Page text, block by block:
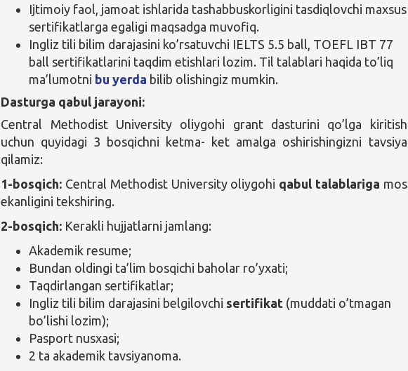
Ijtimoiy faol, jamoat ishlarida tashabbuskorligini tasdiqlovchi maxsus
sertifikatlarga egaligi maqsadga muvofiq.
Ingliz tili bilim darajasini ko’rsatuvchi IELTS 5.5 ball, TOEFL IBT 77
ball sertifikatlarini taqdim etishlari lozim. Til talablari haqida to’liq
ma’lumotni bu yerda bilib olishingiz mumkin.
Dasturga qabul jarayoni:
Central Methodist University oliygohi grant dasturini qo’lga kiritish
uchun quyidagi 3 bosqichni ketma- ket amalga oshirishingizni tavsiya
qilamiz:
1-bosqich: Central Methodist University oliygohi qabul talablariga mos
ekanligini tekshiring.
2-bosqich: Kerakli hujjatlarni jamlang:
Akademik resume;
Bundan oldingi ta’lim bosqichi baholar ro’yxati;
Taqdirlangan sertifikatlar;
Ingliz tili bilim darajasini belgilovchi sertifikat (muddati o’tmagan
bo’lishi lozim);
Pasport nusxasi;
2 ta akademik tavsiyanoma.